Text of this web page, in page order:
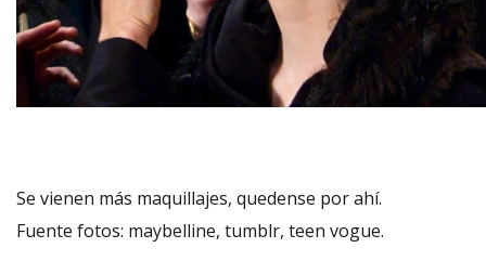
Se vienen más maquillajes, quedense por ahí.
Fuente fotos: maybelline, tumblr, teen vogue.